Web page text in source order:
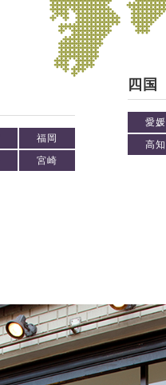
四国
愛媛
高知
福岡
宮崎